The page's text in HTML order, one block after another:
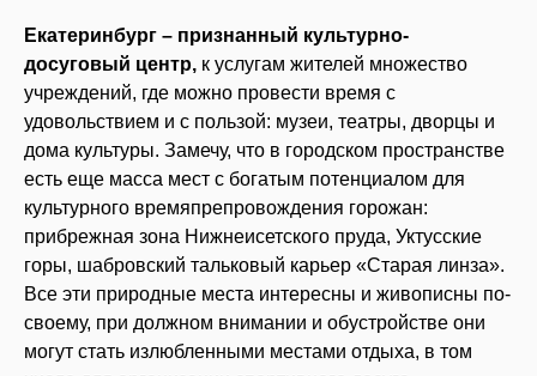
Екатеринбург – признанный культурно-
досуговый центр, к услугам жителей множество
учреждений, где можно провести время с
удовольствием и с пользой: музеи, театры, дворцы и
дома культуры. Замечу, что в городском пространстве
есть еще масса мест с богатым потенциалом для
культурного времяпрепровождения горожан:
прибрежная зона Нижнеисетского пруда, Уктусские
горы, шабровский тальковый карьер «Старая линза».
Все эти природные места интересны и живописны по-
своему, при должном внимании и обустройстве они
могут стать излюбленными местами отдыха, в том